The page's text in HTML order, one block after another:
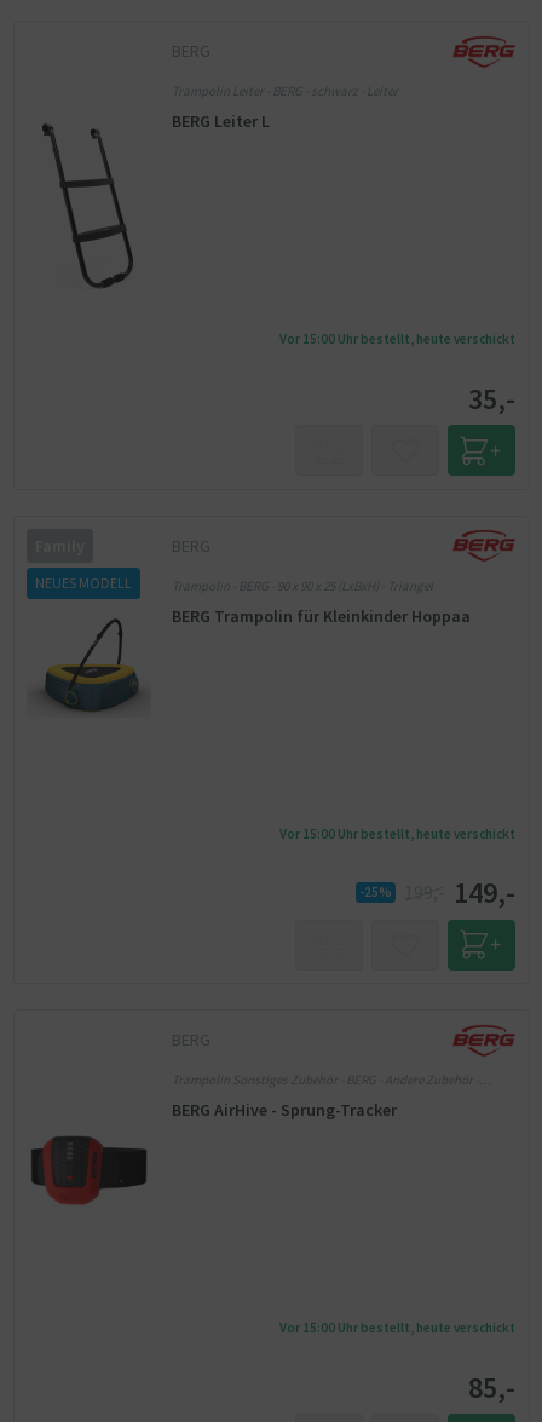
BERG
Trampolin Leiter - BERG - schwarz - Leiter
BERG Leiter L
Vor 15:00 Uhr bestellt, heute verschickt
35,-
NEUES MODELL
BERG
Trampolin - BERG - 90 x 90 x 25 (LxBxH) - Triangel
BERG Trampolin für Kleinkinder Hoppaa
Vor 15:00 Uhr bestellt, heute verschickt
-25% 149,-
BERG
Trampolin Sonstiges Zubehör - BERG - Andere Zubehör -
BERG AirHive - Sprung-Tracker
Vor 15:00 Uhr bestellt, heute verschickt
85,-